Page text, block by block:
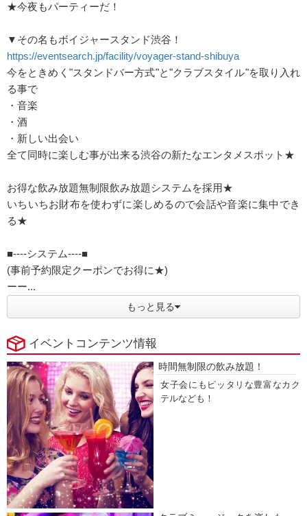
★今夜もパーティーだ！
▼その名もボイジャースタンド渋谷！
https://eventsearch.jp/facility/voyager-stand-shibuya
今をときめく"スタンドバー方式"と"クラブスタイル"を取り入れ
る事で
・音楽
・酒
・新しい出会い
全て同時に楽しむ事が出来る渋谷の新たなエンタメスポット★
お得な飲み放題無制限飲み放題システムを採用★
いちいちお財布を使わずに楽しめるので会話や音楽に集中でき
る★
■----システム----■
(事前予約限定クーポンでお得に★)
ーー...
もっと見る
イベントコンテンツ情報
時間無制限の飲み放題！
女子会にもピッタリな豊富なカク
テルなども！